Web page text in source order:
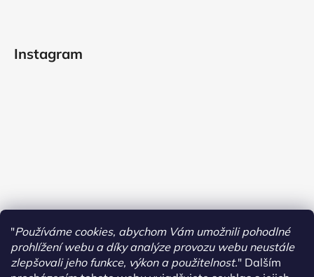
"Používáme cookies, abychom Vám umožnili pohodlné
prohlížení webu a díky analýze provozu webu neustále
zlepšovali jeho funkce, výkon a použitelnost." Dalším
Instagram